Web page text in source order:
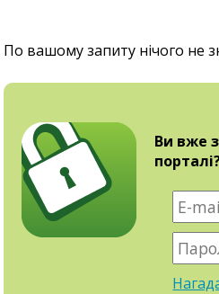
По вашому запиту нічого не
Ви вже